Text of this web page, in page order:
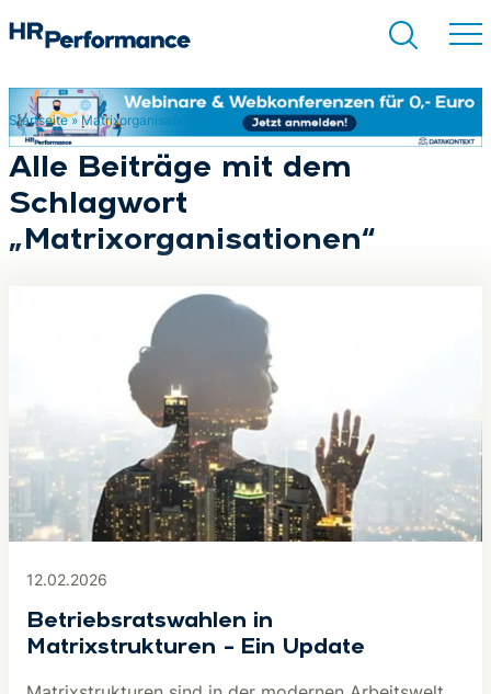
Suchen
Startseite» Matrixorganisationen
Alle Beiträge mit dem
Schlagwort
„Matrixorganisationen“
12.02.2026
Betriebsratswahlen in
Matrixstrukturen – Ein Update